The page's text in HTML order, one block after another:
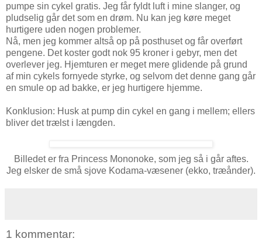
pumpe sin cykel gratis. Jeg får fyldt luft i mine slanger, og
pludselig går det som en drøm. Nu kan jeg køre meget
hurtigere uden nogen problemer.
Nå, men jeg kommer altså op på posthuset og får overført
pengene. Det koster godt nok 95 kroner i gebyr, men det
overlever jeg. Hjemturen er meget mere glidende på grund
af min cykels fornyede styrke, og selvom det denne gang går
en smule op ad bakke, er jeg hurtigere hjemme.
Konklusion: Husk at pump din cykel en gang i mellem; ellers
bliver det trælst i længden.
Billedet er fra Princess Mononoke, som jeg så i går aftes.
Jeg elsker de små sjove Kodama-væsener (ekko, træånder).
1 kommentar: